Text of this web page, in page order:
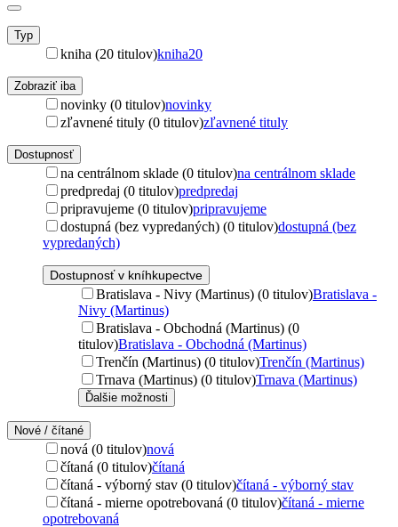
Typ
kniha (20 titulov)kniha20
Zobraziť iba
novinky (0 titulov)novinky
zľavnené tituly (0 titulov)zľavnené tituly
Dostupnosť
na centrálnom sklade (0 titulov)na centrálnom sklade
predpredaj (0 titulov)predpredaj
pripravujeme (0 titulov)pripravujeme
dostupná (bez vypredaných) (0 titulov)dostupná (bez
vypredaných)
Dostupnosť v kníhkupectve
Bratislava - Nivy (Martinus) (0 titulov)Bratislava -
Nivy (Martinus)
Bratislava - Obchodná (Martinus) (0
titulov)Bratislava - Obchodná (Martinus)
Trenčín (Martinus) (0 titulov)Trenčín (Martinus)
Trnava (Martinus) (0 titulov)Trnava (Martinus)
Ďalšie možnosti
Nové / čítané
nová (0 titulov)nová
čítaná (0 titulov)čítaná
čítaná - výborný stav (0 titulov)čítaná - výborný stav
čítaná - mierne opotrebovaná (0 titulov)čítaná - mierne
opotrebovaná